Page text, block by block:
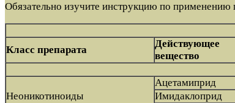
Обязательно изучите инструкцию по применению
Класс препарата
Действующее
вещество
Неоникотиноиды
Ацетамиприд
Имидаклоприд